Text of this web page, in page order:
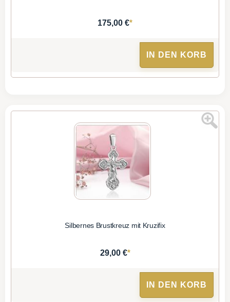
175,00 €*
IN DEN KORB
Silbernes Brustkreuz mit Kruzifix
29,00 €*
IN DEN KORB